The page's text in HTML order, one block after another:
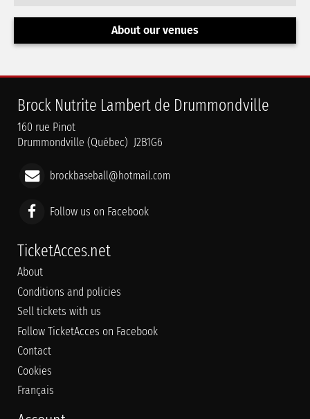
About our venues
Brock Nutrite Lambert de Drummondville
160 rue Pinot
Drummondville (Québec) J2B1G6
brockbaseball@hotmail.com
Follow us on Facebook
TicketAcces.net
About
Conditions and policies
Sell tickets with us
Follow TicketAcces on Facebook
Contact
Cookies
Français